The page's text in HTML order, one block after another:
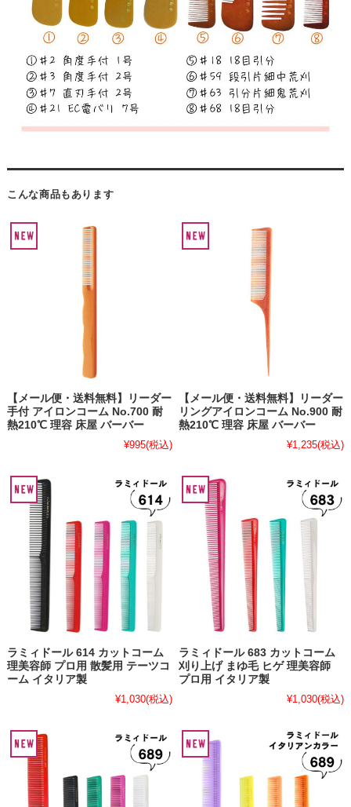
こんな商品もあります
【メール便・送料無料】リーダー
手付 アイロンコーム No.700 耐
熱210℃ 理容 床屋 バーバー
¥995(税込)
【メール便・送料無料】リーダー
リングアイロンコーム No.900 耐
熱210℃ 理容 床屋 バーバー
¥1,235(税込)
ラミィドール 614 カットコーム
理美容師 プロ用 散髪用 テーツコ
ーム イタリア製
¥1,030(税込)
ラミィドール 683 カットコーム
刈り上げ まゆ毛 ヒゲ 理美容師
プロ用 イタリア製
¥1,030(税込)